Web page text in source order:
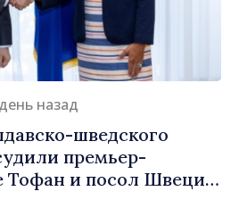
день назад
шведского
премьер-